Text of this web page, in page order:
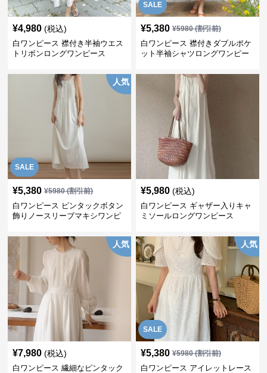
¥4,980 (税込)
白ワンピース 襟付き半袖ウエス
トリボンロングワンピース
SALE
¥5,380 ¥5980(割引前)
白ワンピース 襟付きダブルポケ
ット半袖シャツロングワンピー
SALE
人気
¥5,380 ¥5980(割引前)
白ワンピース ピンタックボタン
飾りノースリーブマキシワンピ
¥5,980 (税込)
白ワンピース ギャザー入りキャ
ミソールロングワンピース
人気
¥7,980 (税込)
白ワンピース 繊細なピンタック
SALE
人気
¥5,380 ¥5980(割引前)
白ワンピース アイレットレース